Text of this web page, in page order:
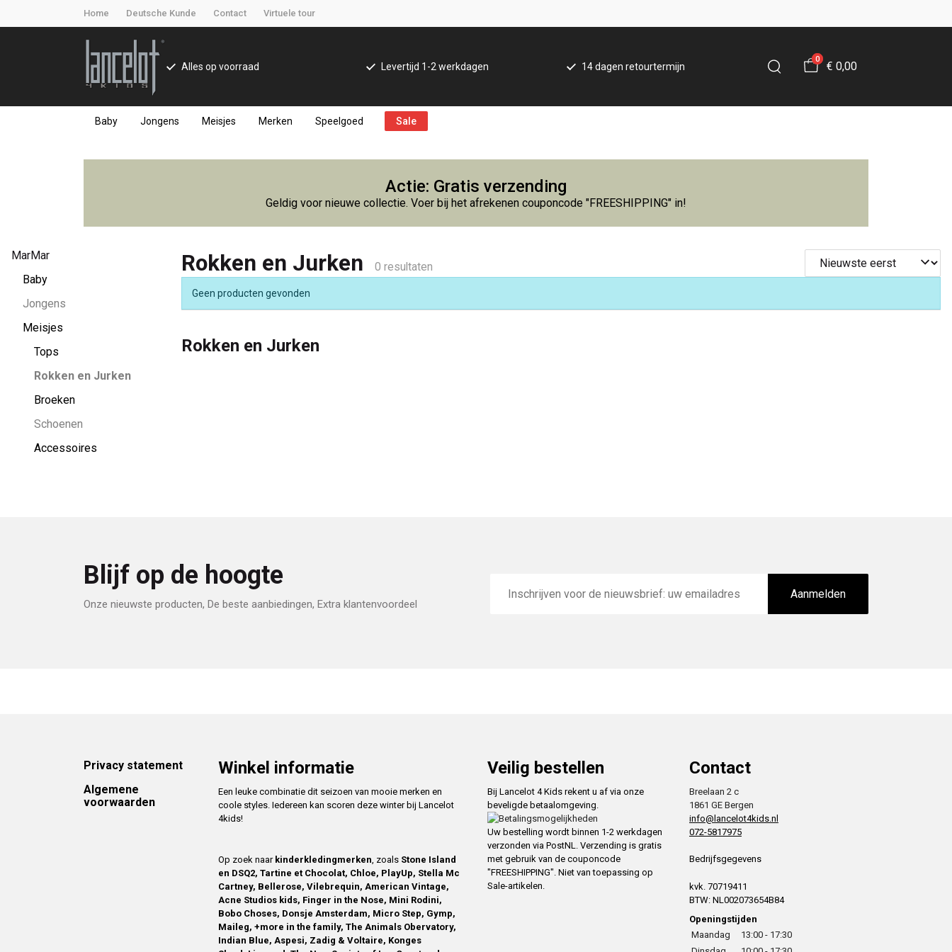
Home Deutsche Kunde Contact Virtuele tour
Alles op voorraad Levertijd 1-2 werkdagen 14 dagen retourtermijn
0
€ 0,00
Baby Jongens Meisjes Merken Speelgoed Sale
Rokken
Jurken
-
Lancelot
Kids
Actie: Gratis verzending
Geldig voor nieuwe collectie. Voer bij het afrekenen couponcode "FREESHIPPING" in!
MarMar
Baby
Jongens
Meisjes
Tops
Rokken en Jurken
Broeken
Schoenen
Accessoires
Rokken en Jurken 0 resultaten
Geen producten gevonden
Rokken en Jurken
Blijf op de hoogte
Onze nieuwste producten, De beste aanbiedingen, Extra klantenvoordeel
mailadres
Aanmelden
Footer
Privacy statement
Algemene
voorwaarden
Winkel informatie
Een leuke combinatie dit seizoen van mooie merken en
coole styles. Iedereen kan scoren deze winter bij Lancelot
4kids!
Op zoek naar kinderkledingmerken , zoals Stone Island
en DSQ2, Tartine et Chocolat, Chloe, PlayUp, Stella Mc
Cartney, Bellerose, Vilebrequin, American Vintage,
Acne Studios kids, Finger in the Nose, Mini Rodini,
Bobo Choses, Donsje Amsterdam, Micro Step, Gymp,
Maileg, +more in the family, The Animals Obervatory,
Indian Blue, Aspesi, Zadig & Voltaire, Konges
Veilig bestellen
Bij Lancelot 4 Kids rekent u af via onze
beveligde betaalomgeving.
Uw bestelling wordt binnen 1-2 werkdagen
verzonden via PostNL. Verzending is gratis
met gebruik van de couponcode
"FREESHIPPING". Niet van toepassing op
Sale-artikelen.
Contact
Breelaan 2 c
1861 GE Bergen
info@lancelot4kids.nl
072-5817975
Bedrijfsgegevens
kvk. 70719411
BTW: NL002073654B84
Openingstijden
Maandag
13:00 - 17:30